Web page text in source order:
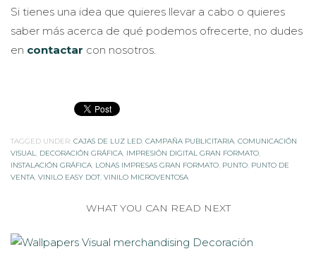
Si tienes una idea que quieres llevar a cabo o quieres
saber más acerca de qué podemos ofrecerte, no dudes
en contactar con nosotros.
TAGGED UNDER: CAJAS DE LUZ LED CAMPAÑA PUBLICITARIA COMUNICACIÓN
VISUAL DECORACIÓN GRÁFICA IMPRESIÓN DIGITAL GRAN FORMATO
INSTALACIÓN GRÁFICA LONAS IMPRESAS GRAN FORMATO PUNTO PUNTO DE
VENTA VINILO EASY DOT, VINILO MICROVENTOSA
WHAT YOU CAN READ NEXT